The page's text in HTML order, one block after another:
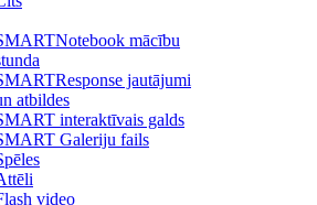
mācību
jautājumi
atbildes
interaktīvais galds
Galeriju fails
video